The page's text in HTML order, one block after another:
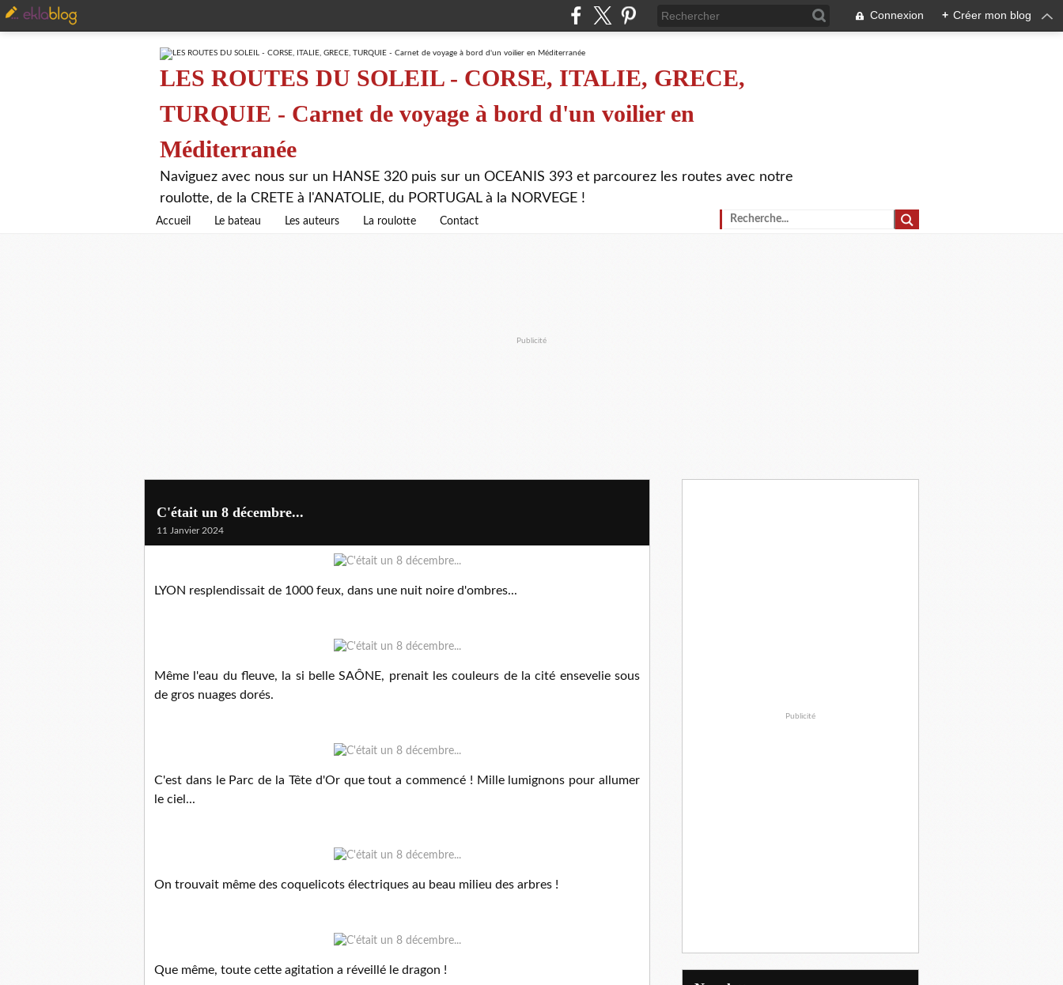
Connexion + Créer mon blog
LES ROUTES DU SOLEIL - CORSE, ITALIE, GRECE,
TURQUIE - Carnet de voyage à bord d'un voilier en
Méditerranée
Naviguez avec nous sur un HANSE 320 puis sur un OCEANIS 393 et parcourez les routes avec notre
roulotte, de la CRETE à l'ANATOLIE, du PORTUGAL à la NORVEGE !
Accueil Le bateau Les auteurs La roulotte Contact
Publicité
C'était un 8 décembre...
11 Janvier 2024
LYON resplendissait de 1000 feux, dans une nuit noire d'ombres...
Même l'eau du fleuve, la si belle SAÔNE, prenait les couleurs de la cité ensevelie sous
de gros nuages dorés.
C'est dans le Parc de la Tête d'Or que tout a commencé ! Mille lumignons pour allumer
le ciel...
On trouvait même des coquelicots électriques au beau milieu des arbres !
Que même, toute cette agitation a réveillé le dragon !
Publicité